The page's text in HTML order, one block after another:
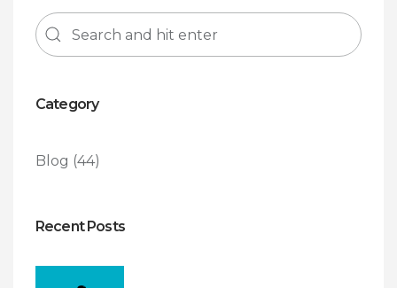
Category
Blog (44)
Recent Posts